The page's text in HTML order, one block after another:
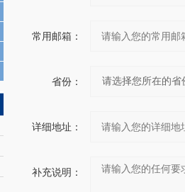
常用邮箱：
省份：
详细地址：
补充说明：